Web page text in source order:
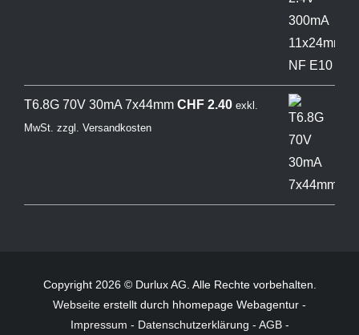
T6.8G 70V 30mA 7x44mm CHF2.40 exkl.
MwSt. zzgl. Versandkosten
Copyright 2026 © Durlux AG. Alle Rechte vorbehalten.
Webseite erstellt durch hhomepage Webagentur -
Impressum - Datenschutzerklärung - AGB-